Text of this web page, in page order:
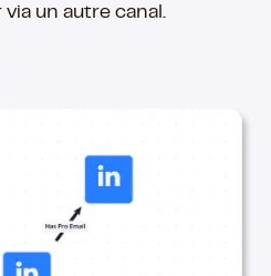
via un autre canal.